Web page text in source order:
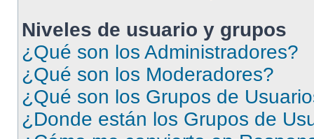
Niveles de usuario y grupos
¿Qué son los Administradores?
¿Qué son los Moderadores?
¿Qué son los Grupos de
¿Donde están los Grupos de